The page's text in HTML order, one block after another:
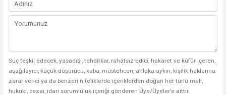
Suç teşkil edecek, yasadışı, tehditkar, rahatsız edici, hakaret ve küfür içeren,
aşağılayıcı, küçük düşürücü, kaba, müstehcen, ahlaka aykırı, kişilik haklarına
zarar verici ya da benzeri niteliklerde içeriklerden doğan her türlü mali,
hukuki, cezai, idari sorumluluk içeriği gönderen Üye/Üyeler’e aittir.